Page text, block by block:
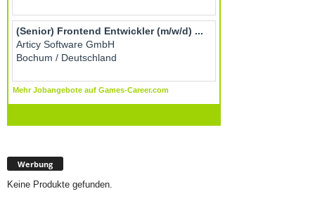
Werbung
Keine Produkte gefunden.